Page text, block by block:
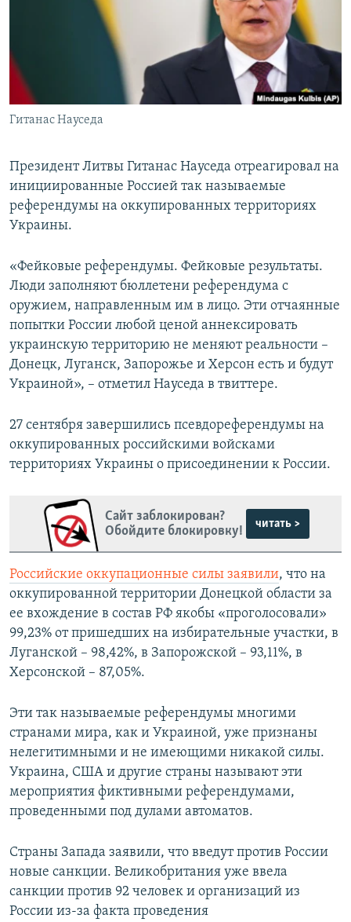
ПОБЕДИТЕЛЕЙ НЕ СУДЯТ?
КРЫМ.НЕПОКОРЕННЫЙ
УКРАИНСКАЯ ПРОБЛЕМА КРЫМА
ПРИСОЕДИНЯЙТЕСЬ!
Все сайты RFE/RL
Гитанас Науседа
Президент Литвы Гитанас Науседа отреагировал на
инициированные Россией так называемые
референдумы на оккупированных территориях
Украины.
«Фейковые референдумы. Фейковые результаты.
Люди заполняют бюллетени референдума с
оружием, направленным им в лицо. Эти отчаянные
попытки России любой ценой аннексировать
украинскую территорию не меняют реальности –
Донецк, Луганск, Запорожье и Херсон есть и будут
Украиной», – отметил Науседа в твиттере.
27 сентября завершились псевдореферендумы на
оккупированных российскими войсками
территориях Украины о присоединении к России.
Сайт заблокирован?
Обойдите блокировку!
читать >
Российские оккупационные силы заявили, что на
оккупированной территории Донецкой области за
ее вхождение в состав РФ якобы «проголосовали»
99,23% от пришедших на избирательные участки, в
Луганской – 98,42%, в Запорожской – 93,11%, в
Херсонской – 87,05%.
Эти так называемые референдумы многими
странами мира, как и Украиной, уже признаны
нелегитимными и не имеющими никакой силы.
Украина, США и другие страны называют эти
мероприятия фиктивными референдумами,
проведенными под дулами автоматов.
Страны Запада заявили, что введут против России
новые санкции. Великобритания уже ввела
санкции против 92 человек и организаций из
России из-за факта проведения